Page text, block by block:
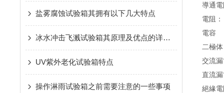
盐雾腐蚀试验箱其拥有以下几大特点
冰水冲击飞溅试验箱其原理及优点的详细介绍
UV紫外老化试验箱特点
操作淋雨试验箱之前需要注意的一些事项
導通
電阻：
電容
二極体
交流
直流
絕緣